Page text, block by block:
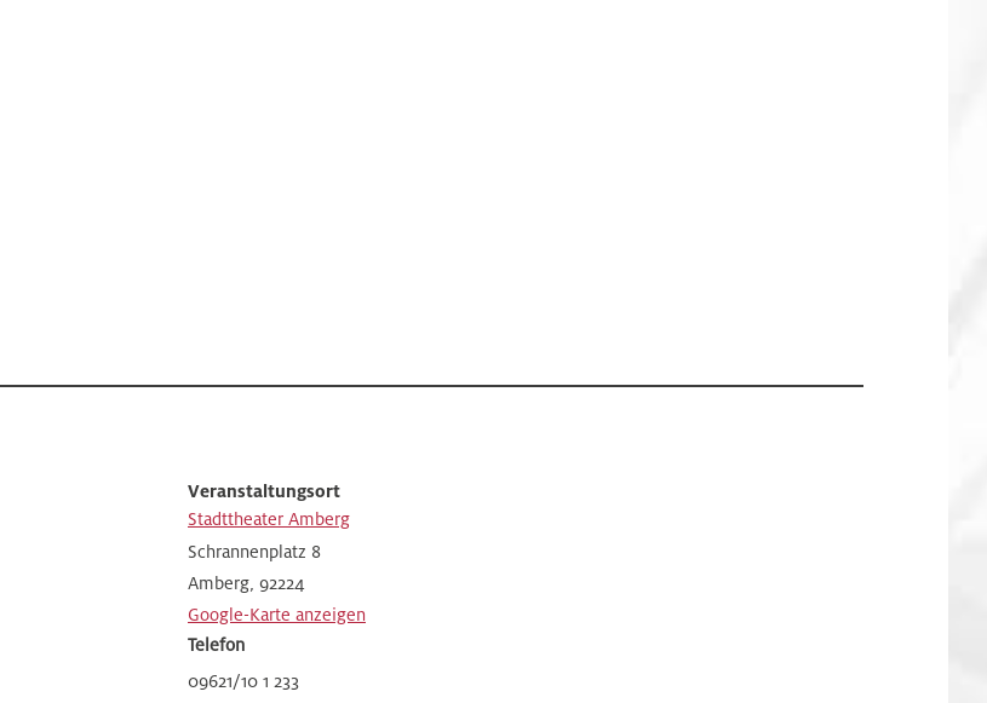
Veranstaltungsort
Stadttheater Amberg
Schrannenplatz 8
Amberg, 92224
Google-Karte anzeigen
Telefon
09621/10 1 233